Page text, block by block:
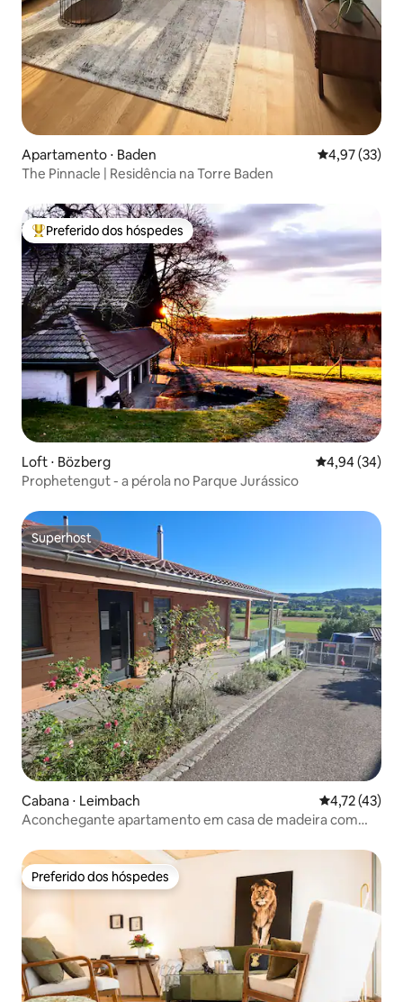
Apartamento ⋅ Baden 4,97 de uma
4,97 (33)
The Pinnacle | Residência na Torre Baden
Entre os melhores preferidos dos hóspedes
Preferido dos hóspedes
Loft ⋅ Bözberg 4,94 de uma
4,94 (34)
Prophetengut - a pérola no Parque Jurássico
Superhost
Superhost
Cabana ⋅ Leimbach 4,72 de uma
4,72 (43)
Aconchegante apartamento em casa de madeira com
Preferido dos hóspedes
Preferido dos hóspedes